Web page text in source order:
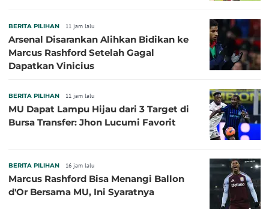
BERITA PILIHAN 11 jam lalu
Arsenal Disarankan Alihkan Bidikan ke
Marcus Rashford Setelah Gagal
Dapatkan Vinicius
BERITA PILIHAN 11 jam lalu
MU Dapat Lampu Hijau dari 3 Target di
Bursa Transfer: Jhon Lucumi Favorit
BERITA PILIHAN 16 jam lalu
Marcus Rashford Bisa Menangi Ballon
d'Or Bersama MU, Ini Syaratnya